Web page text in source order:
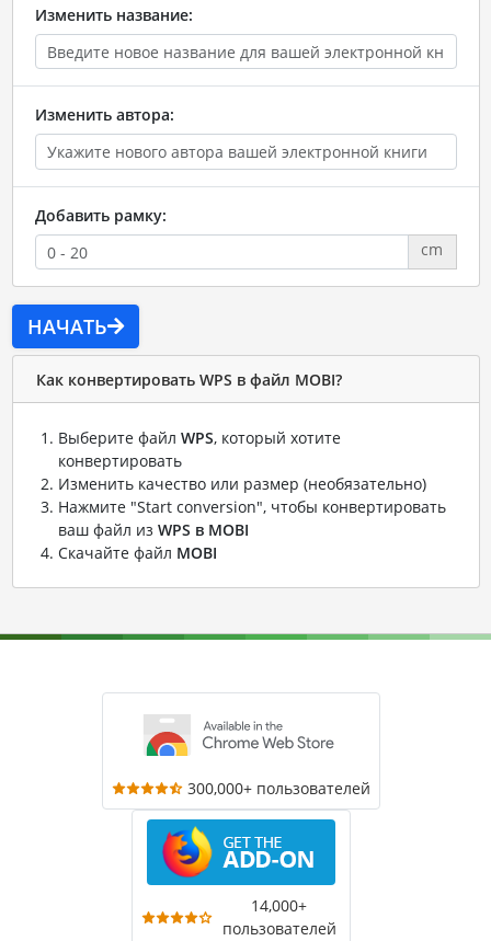
Изменить название:
Изменить автора:
Добавить рамку:
cm
НАЧАТЬ
Как конвертировать WPS в файл MOBI?
Выберите файл WPS, который хотите
конвертировать
Изменить качество или размер (необязательно)
Нажмите "Start conversion", чтобы конвертировать
ваш файл из WPS в MOBI
Скачайте файл MOBI
300,000+ пользователей
14,000+
пользователей